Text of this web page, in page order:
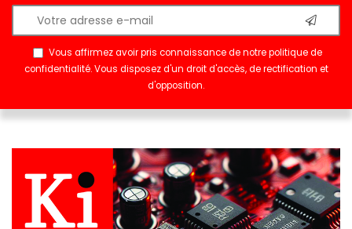
Vous affirmez avoir pris connaissance de notrepolitique de
confidentialité. Vous disposez d'un droit d'accès, de rectification et
d'opposition.